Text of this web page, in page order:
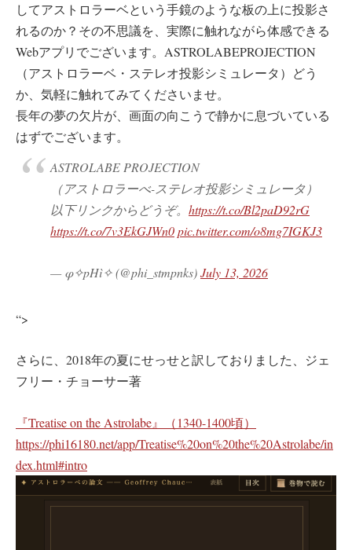
してアス ト ロラーベという手鏡のよ う な板の 上に投影さ
れるのか？ その不思議を 実際に触れながら体感でき る
Webアプリ でございます。 ASTROLABEPROJECTION
（アス ト ロラーベ ・ ステレオ投影シ ミ ュ レータ） どう
か
気軽に触れてみて く ださいませ。
長年の夢の欠 片が 画面の向こ う で静かに息づいている
はずでございます。
ASTROLABE PROJECTION
（アストロラーべ-ステレオ投影シミュレータ）
以下リンクからどうぞ。 https://t.co/Bl2paD92rG
https://t.co/7v3EkGJWn0pic.twitter.com/o8mg7IGKJ3
— φ✧pHì✧ (@phi_stmpnks)July 13, 2026
“>
さらに、2018年の夏にせっせと訳しておりました、ジェ
フリー・チョーサー著
『Treatise on the Astrolabe』（1340-1400頃）
https://phi16180.net/app/Treatise%20on%20the%20Astrolabe/in
dex.html#intro